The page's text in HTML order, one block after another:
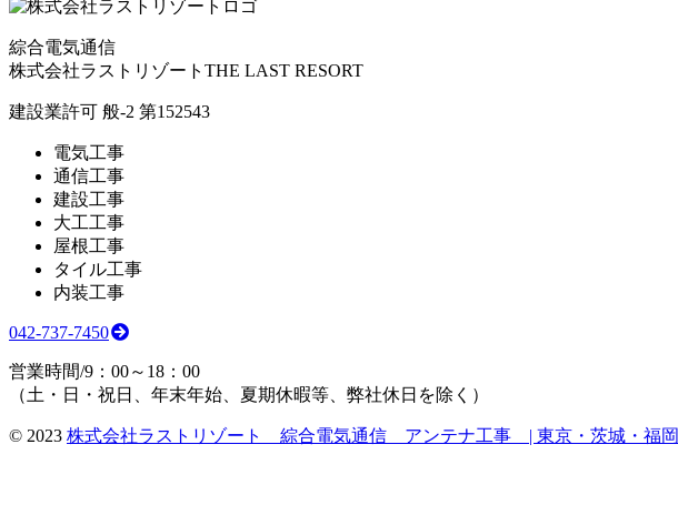
綜合電気通信
株式会社ラストリゾート THE LAST RESORT
建設業許可 般-2 第152543
電気工事
通信工事
建設工事
大工工事
屋根工事
タイル工事
内装工事
042-737-7450
営業時間/9：00～18：00
（土・日・祝日、年末年始、夏期休暇等、弊社休日を除く）
© 2023 株式会社ラストリゾート 綜合電気通信 アンテナ工事 | 東京・茨城・福岡